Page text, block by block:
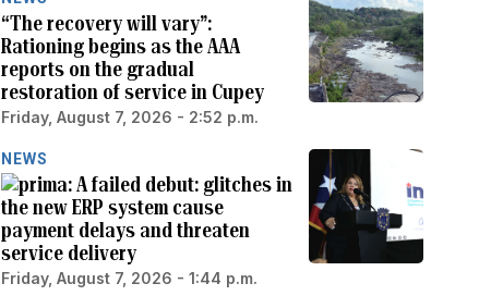
“The recovery will vary”:
Rationing begins as the AAA
reports on the gradual
restoration of service in Cupey
Friday, August 7, 2026 - 2:52 p.m.
NEWS
A failed debut: glitches in
the new ERP system cause
payment delays and threaten
service delivery
Friday, August 7, 2026 - 1:44 p.m.